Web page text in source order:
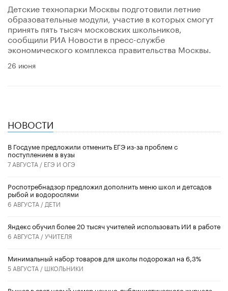
Детские технопарки Москвы подготовили летние
образовательные модули, участие в которых смогут
принять пять тысяч московских школьников,
сообщили РИА Новости в пресс-службе
экономического комплекса правительства Москвы.
26 июня
НОВОСТИ
В Госдуме предложили отменить ЕГЭ из-за проблем с
поступлением в вузы
7 АВГУСТА / ЕГЭ И ОГЭ
Роспотребнадзор предложил дополнить меню школ и детсадов
рыбой и водорослями
6 АВГУСТА / ДЕТИ
​Яндекс обучил более 20 тысяч учителей использовать ИИ в работе
6 АВГУСТА /УЧИТЕЛЯ
Минимальный набор товаров для школы подорожал на 6,3%
5 АВГУСТА / ШКОЛЬНИКИ